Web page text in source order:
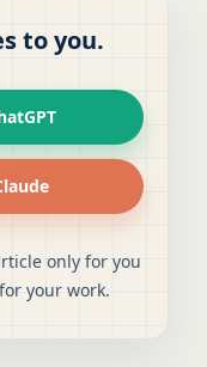
to you.
only for you
your work.